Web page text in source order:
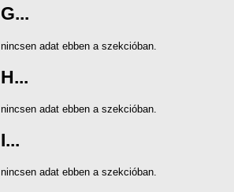
G...
nincsen adat ebben a szekcióban.
H...
nincsen adat ebben a szekcióban.
I...
nincsen adat ebben a szekcióban.